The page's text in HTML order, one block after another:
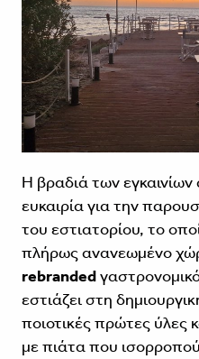
Η βραδιά των εγκαινίων
ευκαιρία για την
του εστιατορίου, το
πλήρως ανανεωμένο
rebranded
εστιάζει στη
ποιοτικές πρώτες ύλες
με πιάτα που